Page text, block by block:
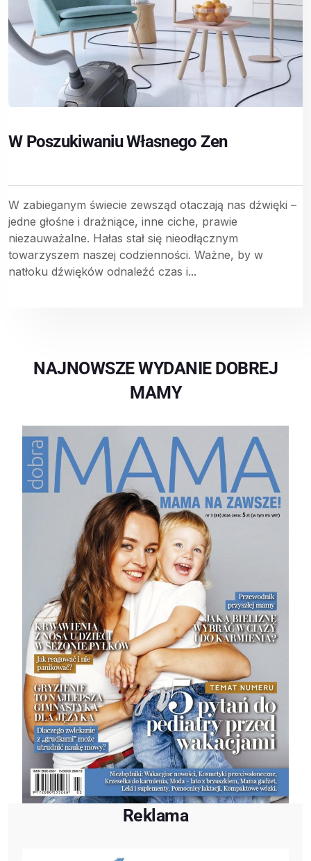
W Poszukiwaniu Własnego Zen
W zabieganym świecie zewsząd otaczają nas dźwięki –
jedne głośne i drażniące, inne ciche, prawie
niezauważalne. Hałas stał się nieodłącznym
towarzyszem naszej codzienności. Ważne, by w
natłoku dźwięków odnaleźć czas i...
NAJNOWSZE WYDANIE DOBREJ
MAMY
Reklama